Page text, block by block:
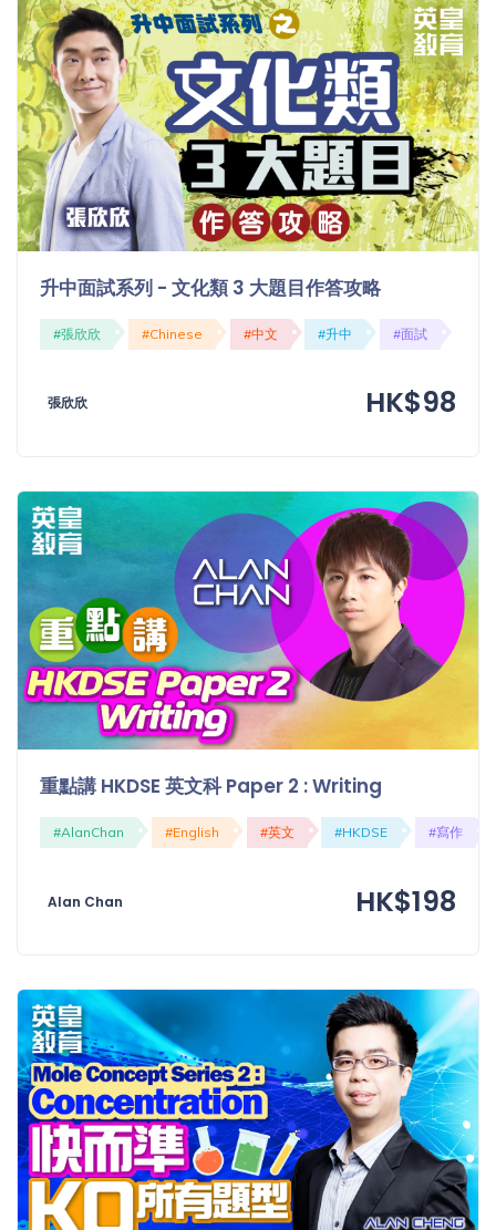
升中面試系列 - 文化類 3 大題目作答攻略
#張欣欣 #Chinese #中文 #升中 #面試
張欣欣 HK$98
重點講 HKDSE 英文科 Paper 2 : Writing
#AlanChan #English #英文 #HKDSE #寫作
Alan Chan HK$198